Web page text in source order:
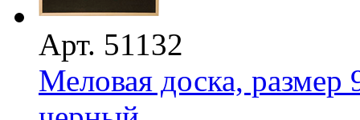
Арт. 51132
Меловая доска,